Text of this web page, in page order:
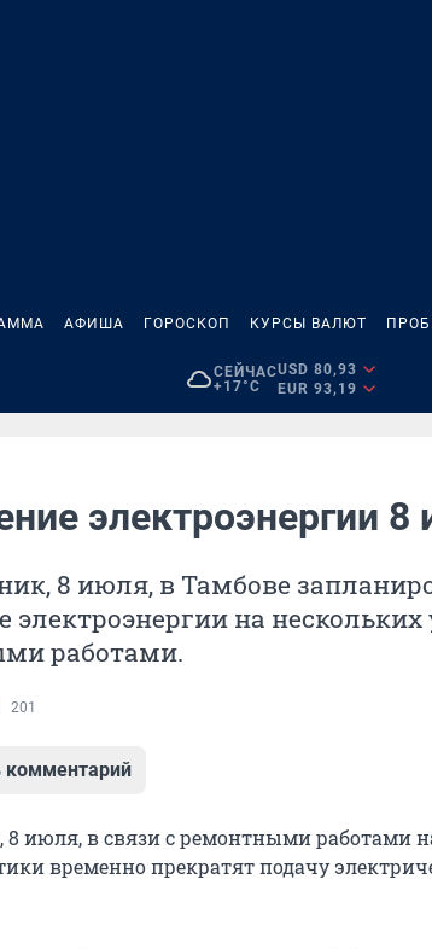
АФИША ГОРОСКОП КУРСЫ ВАЛЮТ
СЕЙЧАС
+17°C
USD 80,93
EUR 93,19
электроэнергии 8
8 июля, в Тамбове
электроэнергии на нескольких
работами.
201
комментарий
8 июля, в связи с ремонтными работами
временно прекратят подачу